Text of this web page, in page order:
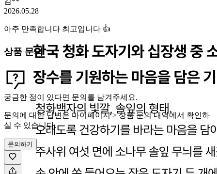
2026.05.28
아주 만족합니다 최고입니다 👍
상품 문의
궁금한 점이 있다면 문의를 남겨주세요.
문의에 대한 답변은 마이페이지 > 상품 문의 내역에서 확인하
실 수 있습니다.
문의하기